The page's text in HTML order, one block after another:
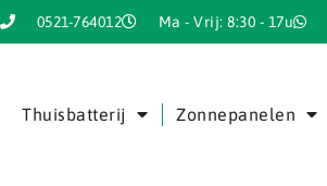
0521-764012 Ma - Vrij: 8:30 - 17u
Thuisbatterij Zonnepanelen